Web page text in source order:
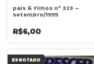
pais & filhos nº 323 –
setembro/1995
R$6,00
ESGOTADO